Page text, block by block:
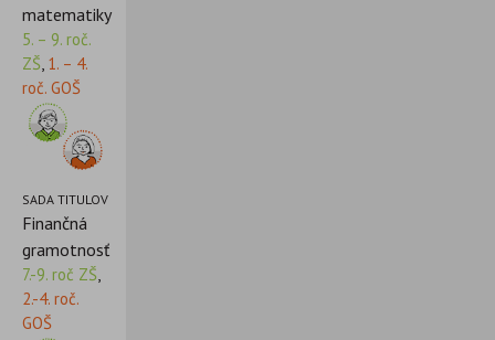
matematiky
5. – 9. roč.
ZŠ, 1. – 4.
roč. GOŠ
SADA TITULOV
Finančná
gramotnosť
7.-9. roč ZŠ,
2.-4. roč.
GOŠ